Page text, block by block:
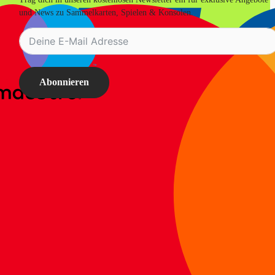
und News zu Sammelkarten, Spielen & Konsolen.
Abonnieren